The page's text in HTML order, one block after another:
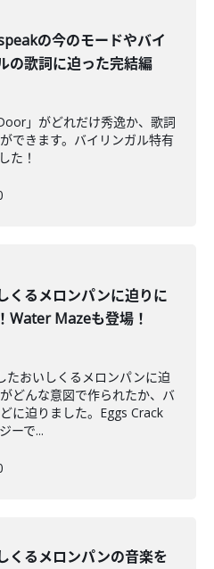
の今のモードやバイ
の歌詞に迫った完結編
」がどれだけ秀逸か、歌詞
できます。バイリンガル特有
た！
くるメロンパンに迫りに
Water Mazeも登場！
たおいしくるメロンパンに迫
どんな意図で作られたか、バ
に迫りました。Eggs Crack
ーで...
くるメロンパンの音楽を